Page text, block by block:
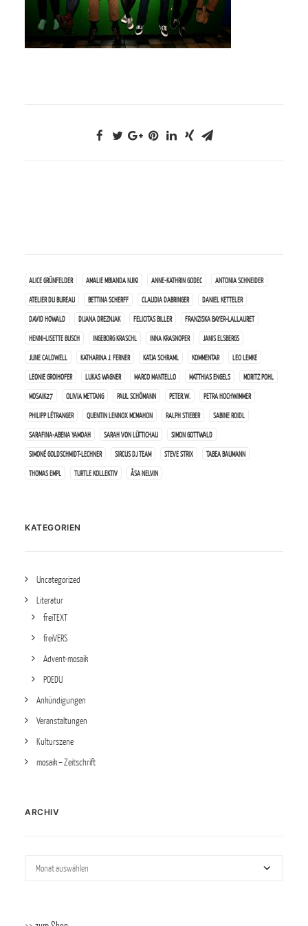
ALICE GRÜNFELDER AMALIE MBIANDA NJIKI ANNE-KATHRIN GODEC ANTONIA SCHNEIDER
ATELIER DU BUREAU BETTINA SCHERFF CLAUDIA DABRINGER DANIEL KETTELER
DAVID HOWALD DIJANA DREZNJAK FELICITAS BILLER FRANZISKA BAYER-LALLAURET
HENNI-LISETTE BUSCH INGEBORG KRASCHL INNA KRASNOPER JANIS ELSBERGS
JUNE CALDWELL KATHARINA J. FERNER KATJA SCHRAML KOMMENTAR LEO LEMKE
LEONIE GROIHOFER LUKAS WAGNER MARCO MANTELLO MATTHIAS ENGELS MORITZ POHL
MOSAIK27 OLIVIA METTANG PAUL SCHÖMANN PETER.W. PETRA HOCHWIMMER
PHILIPP LÉTRANGER QUENTIN LENNOX MCMAHON RALPH STIEBER SABINE ROIDL
SARAFINA-ABENA YAMOAH SARAH VON LÜTTICHAU SIMON GOTTWALD
SIMONÉ GOLDSCHMIDT-LECHNER SIRCUS DJ TEAM STEVE STRIX TABEA BAUMANN
THOMAS EMPL TURTLE KOLLEKTIV ÅSA NELVIN
KATEGORIEN
Uncategorized
Literatur
freiTEXT
freiVERS
Advent-mosaik
POEDU
Ankündigungen
Veranstaltungen
Kulturszene
mosaik – Zeitschrift
ARCHIV
Archiv